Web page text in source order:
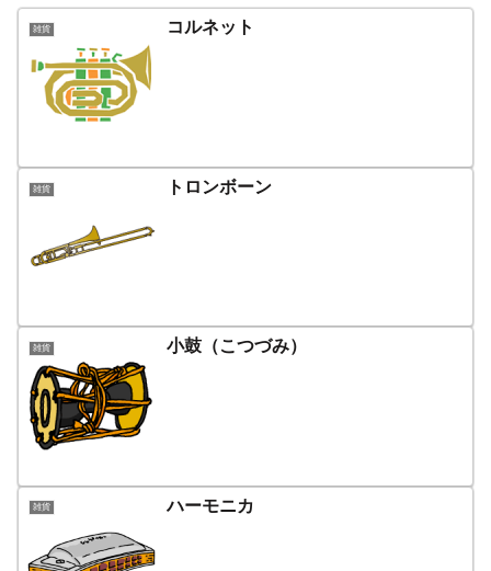
雑貨 コルネット
雑貨 トロンボーン
雑貨 小鼓（こつづみ）
雑貨 ハーモニカ